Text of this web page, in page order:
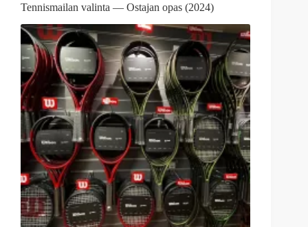
Tennismailan valinta — Ostajan opas (2024)